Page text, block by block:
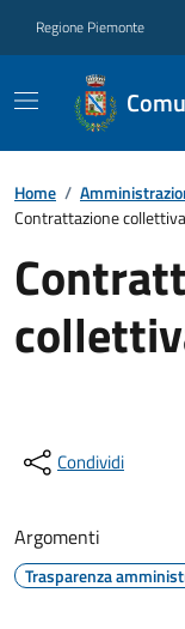
Regione Piemonte
Home /
Contrattazione collettiva
Condividi
Argomenti
Trasparenza